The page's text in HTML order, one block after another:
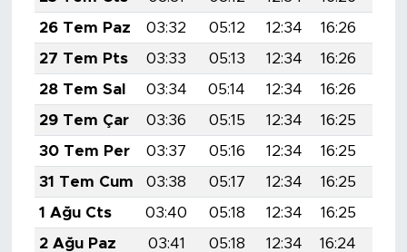
26 Tem Paz
03:32 05:12 12:34 16:26
27 Tem Pts
03:33 05:13 12:34 16:26
28 Tem Sal
03:34 05:14 12:34 16:26
29 Tem Çar
03:36 05:15 12:34 16:25
30 Tem Per
03:37 05:16 12:34 16:25
31 Tem Cum
03:38 05:17 12:34 16:25
1 Ağu Cts
03:40 05:18 12:34 16:25
2 Ağu Paz
03:41 05:18 12:34 16:24